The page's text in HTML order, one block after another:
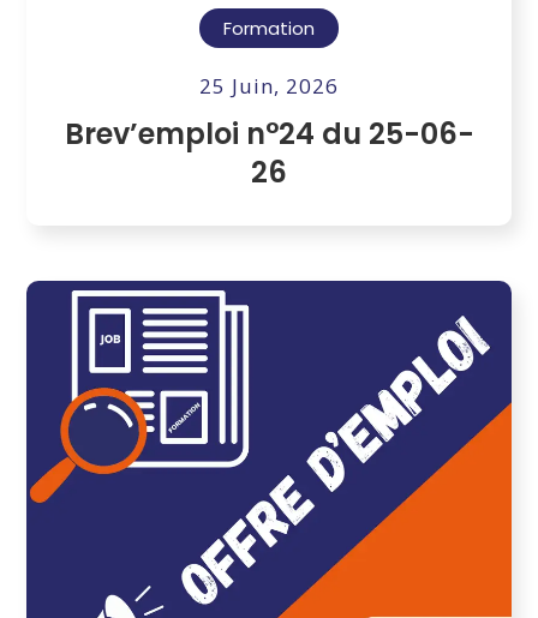
Formation
25 Juin, 2026
Brev’emploi n°24 du 25-06-
26